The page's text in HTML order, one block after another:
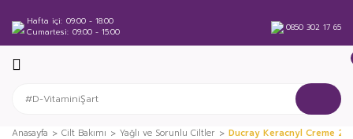
Hafta içi 09:00 - 18:00
Cumartesi 09:00 - 15:00 0850 302 17 65
Anasayfa Cilt Bakımı Yağlı ve Sorunlu Ciltler Ducray Keracnyl Creme